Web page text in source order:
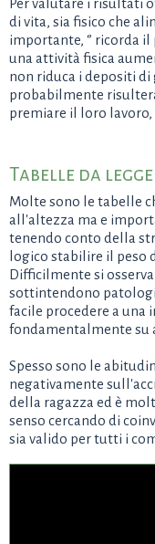
di vita, sia fisico che
importante, ‘’ ricorda
una attività fisica
non riduca i depositi di
probabilmente
premiare il loro lavoro,
Tabelle da
Molte sono le tabelle
all'altezza ma e
tenendo conto della
logico stabilire il peso
Difficilmente si
sottintendono
facile procedere a una
fondamentalmente su
Spesso sono le
negativamente
della ragazza ed è
senso cercando di
sia valido per tutti i